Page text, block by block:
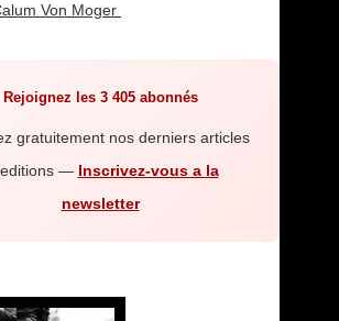
Von Moger
Rejoignez les 3 405 abonnés
gratuitement nos derniers articles
— Inscrivez-vous a la
newsletter